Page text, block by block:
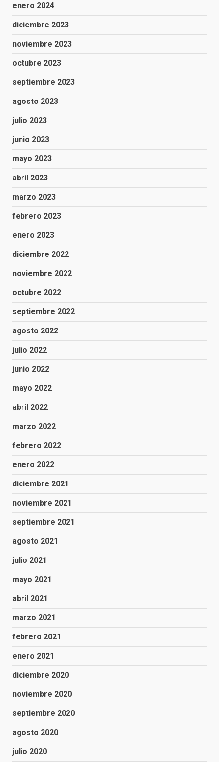
enero 2024
diciembre 2023
noviembre 2023
octubre 2023
septiembre 2023
agosto 2023
julio 2023
junio 2023
mayo 2023
abril 2023
marzo 2023
febrero 2023
enero 2023
diciembre 2022
noviembre 2022
octubre 2022
septiembre 2022
agosto 2022
julio 2022
junio 2022
mayo 2022
abril 2022
marzo 2022
febrero 2022
enero 2022
diciembre 2021
noviembre 2021
septiembre 2021
agosto 2021
julio 2021
mayo 2021
abril 2021
marzo 2021
febrero 2021
enero 2021
diciembre 2020
noviembre 2020
septiembre 2020
agosto 2020
julio 2020